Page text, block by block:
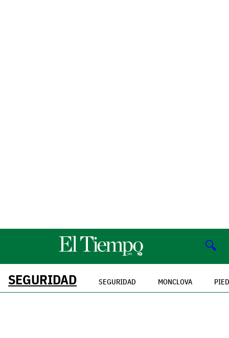
🔍
SEGURIDAD SEGURIDAD MONCLOVA